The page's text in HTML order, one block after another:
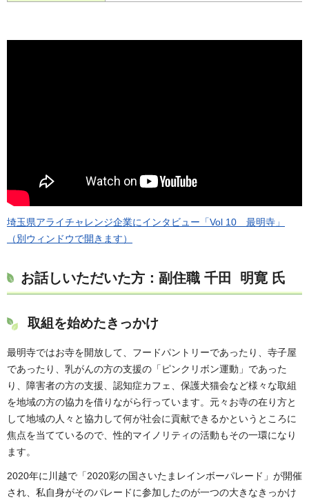
埼玉県アライチャレンジ企業にインタビュー「Vol 10 最明寺」
（別ウィンドウで開きます）
お話しいただいた方：副住職 千田 明寛 氏
取組を始めたきっかけ
最明寺ではお寺を開放して、フードパントリーであったり、寺子屋
であったり、乳がんの方の支援の「ピンクリボン運動」であった
り、障害者の方の支援、認知症カフェ、保護犬猫会など様々な取組
を地域の方の協力を借りながら行っています。元々お寺の在り方と
して地域の人々と協力して何が社会に貢献できるかというところに
焦点を当てているので、性的マイノリティの活動もその一環になり
ます。
2020年に川越で「2020彩の国さいたまレインボーパレード」が開催
され、私自身がそのパレードに参加したのが一つの大きなきっかけ